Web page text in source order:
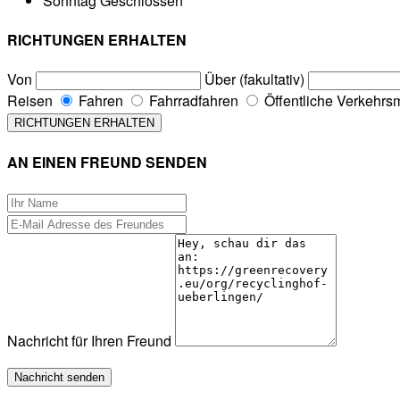
RICHTUNGEN ERHALTEN
Von
Über (fakultativ)
Reisen
Fahren Fahrradfahren Öffentliche
AN EINEN FREUND SENDEN
Nachricht für Ihren Freund